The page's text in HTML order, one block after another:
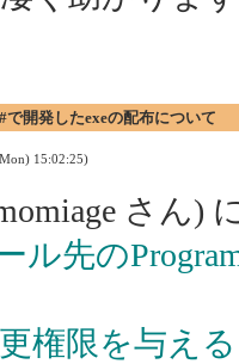
で開発したexeの配布について
15:02:25)
さん)
ル先の
更権限を与え